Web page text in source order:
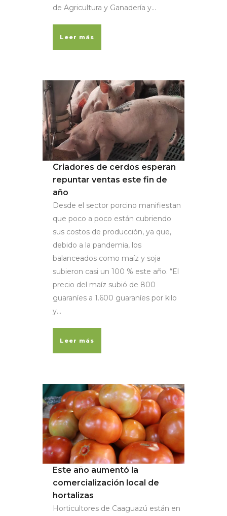
de Agricultura y Ganadería y...
Leer más
Criadores de cerdos esperan
repuntar ventas este fin de
año
Desde el sector porcino manifiestan
que poco a poco están cubriendo
sus costos de producción, ya que,
debido a la pandemia, los
balanceados como maíz y soja
subieron casi un 100 % este año. “El
precio del maíz subió de 800
guaraníes a 1.600 guaraníes por kilo
y...
Leer más
Este año aumentó la
comercialización local de
hortalizas
Horticultores de Caaguazú están en